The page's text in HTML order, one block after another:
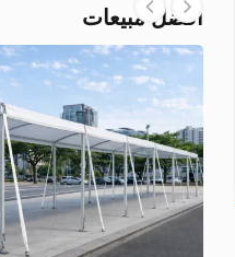
أفضل مبيعات